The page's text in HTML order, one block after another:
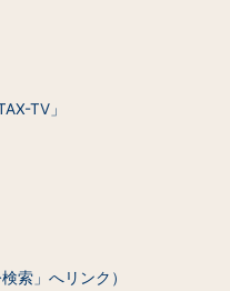
TV」
索」へリンク）